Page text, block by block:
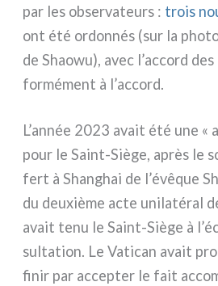
par les obser­va­teurs : trois
ont été ordon­nés (sur la
de Shaowu), avec l’accord
for­mé­ment à l’accord.
L’année 2023 avait été une «
pour le Saint-Siège, après le
fert à Shanghai de l’évêque
du deu­xiè­me acte uni­la­té­ral
avait tenu le Saint-Siège à
sul­ta­tion. Le Vatican avait
finir par accep­ter le fait